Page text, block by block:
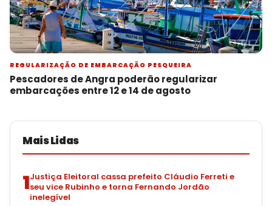
REGULARIZAÇÃO DE EMBARCAÇÃO PESQUEIRA
Pescadores de Angra poderão regularizar
embarcações entre 12 e 14 de agosto
Mais Lidas
1Justiça Eleitoral cassa prefeito Cláudio Ferreti e
seu vice Rubinho e torna Fernando Jordão
inelegível